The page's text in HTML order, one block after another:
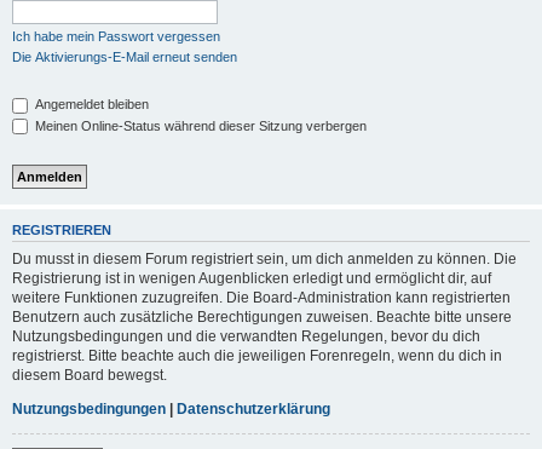
Ich habe mein Passwort vergessen
Die Aktivierungs-E-Mail erneut senden
Angemeldet bleiben
Meinen Online-Status während dieser Sitzung verbergen
REGISTRIEREN
Du musst in diesem Forum registriert sein, um dich anmelden zu können. Die
Registrierung ist in wenigen Augenblicken erledigt und ermöglicht dir, auf
weitere Funktionen zuzugreifen. Die Board-Administration kann registrierten
Benutzern auch zusätzliche Berechtigungen zuweisen. Beachte bitte unsere
Nutzungsbedingungen und die verwandten Regelungen, bevor du dich
registrierst. Bitte beachte auch die jeweiligen Forenregeln, wenn du dich in
diesem Board bewegst.
Nutzungsbedingungen | Datenschutzerklärung